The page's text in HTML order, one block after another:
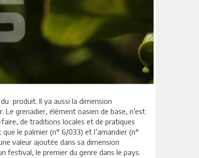
produit. Il ya aussi la dimension
grenadier, élément oasien de base, n’est
de traditions locales et de pratiques
le palmier (n° 6/033) et l’amandier (n°
valeur ajoutée dans sa dimension
festival, le premier du genre dans le pays.